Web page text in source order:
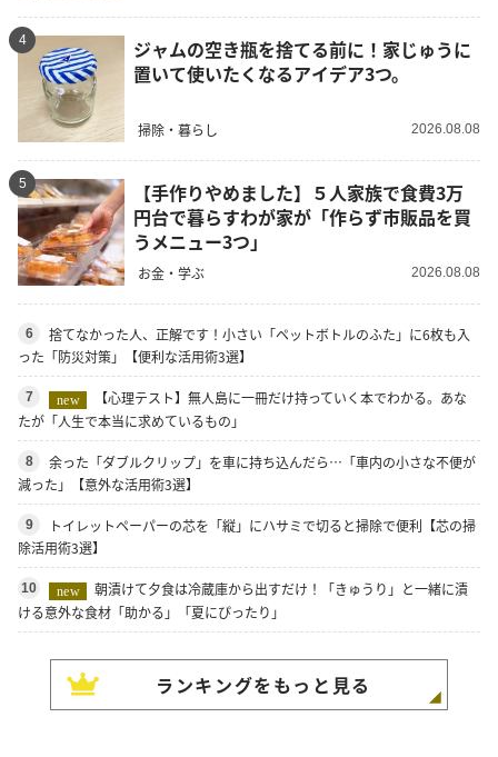
4
ジャムの空き瓶を捨てる前に！家じゅうに
置いて使いたくなるアイデア3つ。
掃除・暮らし 2026.08.08
5
【手作りやめました】５人家族で食費3万
円台で暮らすわが家が「作らず市販品を買
うメニュー3つ」
お金・学ぶ 2026.08.08
6
捨てなかった人、正解です！小さい「ペットボトルのふた」に6枚も入
った「防災対策」【便利な活用術3選】
7 new
【心理テスト】無人島に一冊だけ持っていく本でわかる。あな
たが「人生で本当に求めているもの」
8
余った「ダブルクリップ」を車に持ち込んだら…「車内の小さな不便が
減った」【意外な活用術3選】
9
トイレットペーパーの芯を「縦」にハサミで切ると掃除で便利【芯の掃
除活用術3選】
10 new
朝漬けて夕食は冷蔵庫から出すだけ！「きゅうり」と一緒に漬
ける意外な食材「助かる」「夏にぴったり」
ランキングをもっと見る